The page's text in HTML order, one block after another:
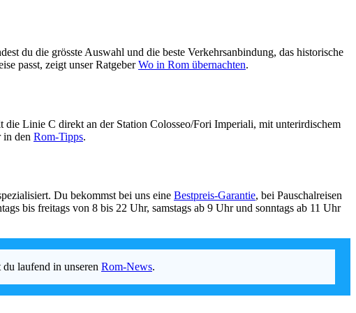
du die grösste Auswahl und die beste Verkehrsanbindung, das historische
passt, zeigt unser RatgeberWo in Rom übernachten.
die Linie C direkt an der Station Colosseo/Fori Imperiali, mit unterirdischem
in den Rom-Tipps.
Du bekommst bei uns eine Bestpreis-Garantie, bei Pauschalreisen
bis freitags von 8 bis 22 Uhr, samstags ab 9 Uhr und sonntags ab 11 Uhr
du laufend in unseren Rom-News.